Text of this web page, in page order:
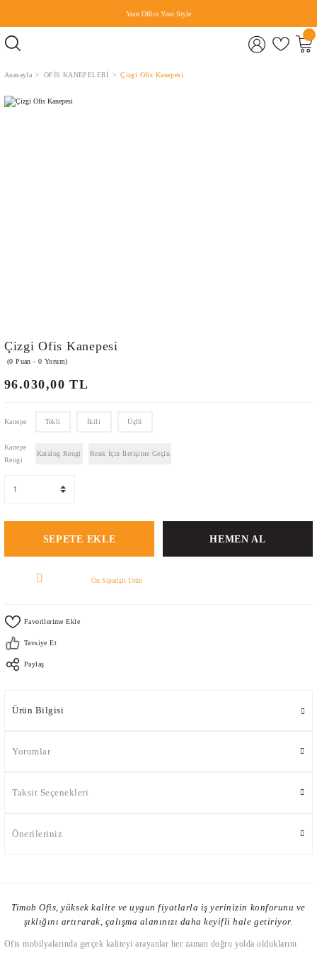
Your Office Your Style
Anasayfa OFİS KANEPELERİ Çizgi Ofis Kanepesi
Çizgi Ofis Kanepesi
(0 Puan - 0 Yorum)
96.030,00 TL
Kanepe Tekli İkili Üçlü
Kanepe
Rengi
Katalog Rengi Renk İçin İletişime Geçin
SEPETE EKLE HEMEN AL
Ön Siparişli Ürün
Tavsiye Et
Paylaş
Ürün Bilgisi
Yorumlar
Taksit Seçenekleri
Önerileriniz
Timob Ofis, yüksek kalite ve uygun fiyatlarla iş yerinizin konforunu ve
şıklığını artırarak, çalışma alanınızı daha keyifli hale getiriyor.
Ofis mobilyalarında gerçek kaliteyi arayanlar her zaman doğru yolda olduklarını